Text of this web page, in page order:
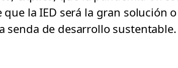
la IED será la gran solución
senda de desarrollo sustentable.